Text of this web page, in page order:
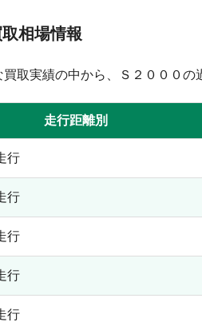
相場情報
買取実績の中から、Ｓ２０００
走行距離別
行
行
行
行
行